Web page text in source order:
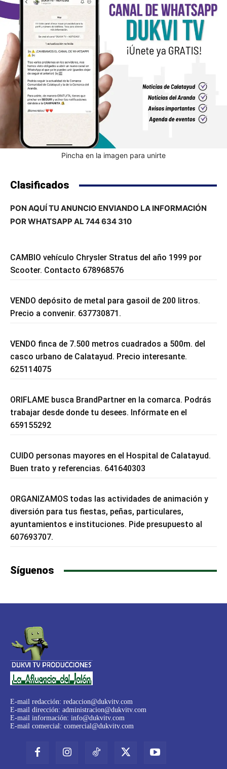
Pincha en la imagen para unirte
Clasificados
PON AQUÍ TU ANUNCIO ENVIANDO LA INFORMACIÓN
POR WHATSAPP AL 744 634 310
CAMBIO vehículo Chrysler Stratus del año 1999 por
Scooter. Contacto 678968576
VENDO depósito de metal para gasoil de 200 litros.
Precio a convenir. 637730871.
VENDO finca de 7.500 metros cuadrados a 500m. del
casco urbano de Calatayud. Precio interesante.
625114075
ORIFLAME busca BrandPartner en la comarca. Podrás
trabajar desde donde tu desees. Infórmate en el
659155292
CUIDO personas mayores en el Hospital de Calatayud.
Buen trato y referencias. 641640303
ORGANIZAMOS todas las actividades de animación y
diversión para tus fiestas, peñas, particulares,
ayuntamientos e instituciones. Pide presupuesto al
607693707.
Síguenos
E-mail redacción: redaccion@dukvitv.com
E-mail dirección: administracion@dukvitv.com
E-mail información: info@dukvitv.com
E-mail comercial: comercial@dukvitv.com